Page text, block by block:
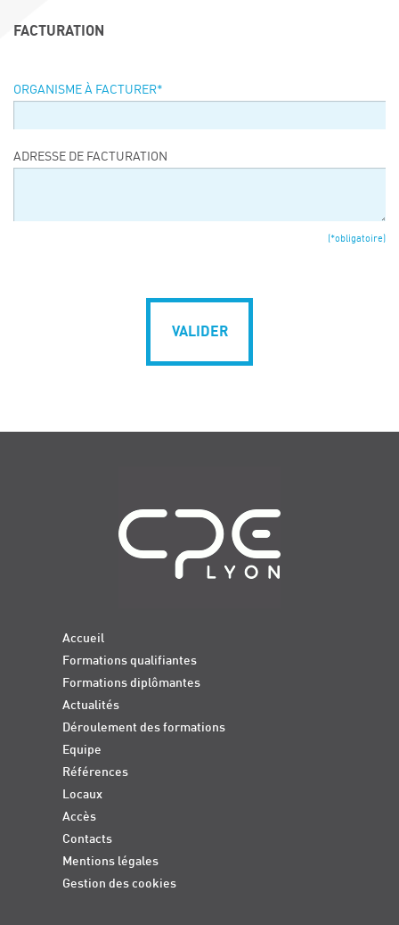
FACTURATION
ORGANISME À FACTURER*
ADRESSE DE FACTURATION
(*obligatoire)
VALIDER
Accueil
Formations qualifiantes
Formations diplômantes
Actualités
Déroulement des formations
Equipe
Références
Locaux
Accès
Contacts
Mentions légales
Gestion des cookies